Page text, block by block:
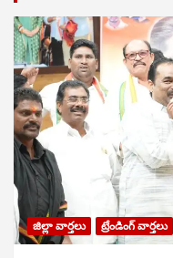
జిల్లా వార్తలు ట్రేండింగ్ వార్తలు